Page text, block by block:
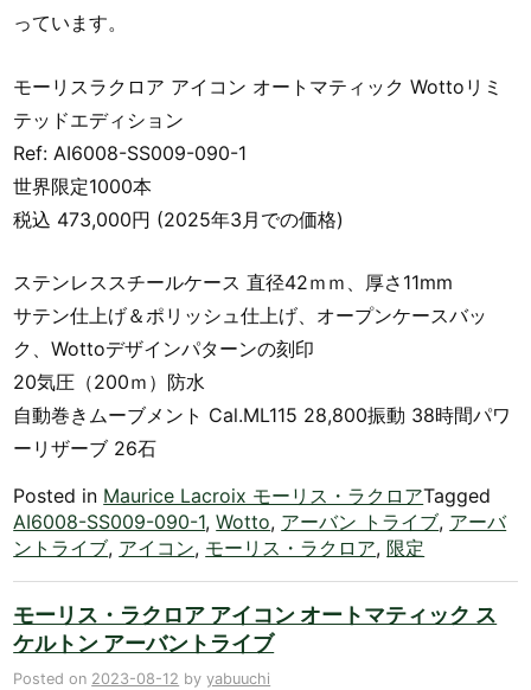
っています。
モーリスラクロア アイコン オートマティック Wottoリミ
テッドエディション
Ref: AI6008-SS009-090-1
世界限定1000本
税込 473,000円 (2025年3月での価格)
ステンレススチールケース 直径42ｍｍ、厚さ11mm
サテン仕上げ＆ポリッシュ仕上げ、オープンケースバッ
ク、Wottoデザインパターンの刻印
20気圧（200ｍ）防水
自動巻きムーブメント Cal.ML115 28,800振動 38時間パワ
ーリザーブ 26石
Posted in Maurice Lacroix モーリス・ラクロアTagged
AI6008-SS009-090-1,Wotto, アーバン トライブ, アーバ
ントライブ, アイコン, モーリス・ラクロア, 限定
モーリス・ラクロア アイコン オートマティック ス
ケルトン アーバントライブ
Posted on 2023-08-12 byyabuuchi